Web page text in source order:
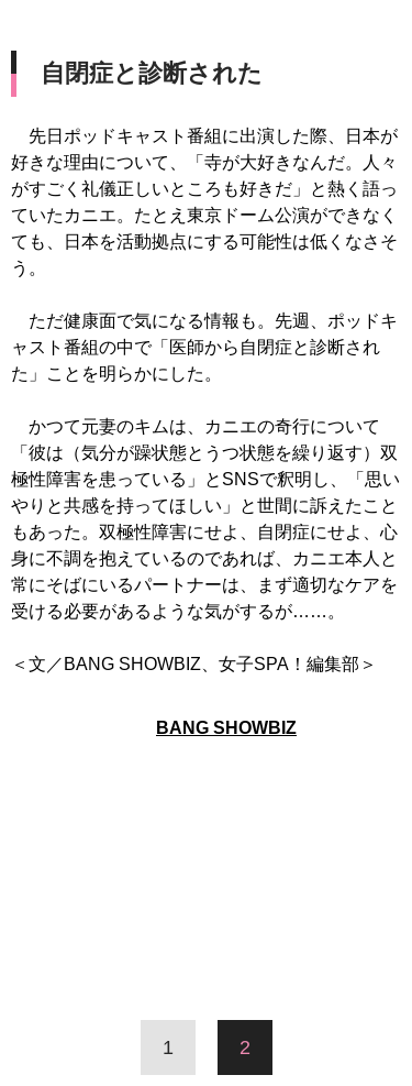
自閉症と診断された
先日ポッドキャスト番組に出演した際、日本が
好きな理由について、「寺が大好きなんだ。人々
がすごく礼儀正しいところも好きだ」と熱く語っ
ていたカニエ。たとえ東京ドーム公演ができなく
ても、日本を活動拠点にする可能性は低くなさそ
う。
ただ健康面で気になる情報も。先週、ポッドキ
ャスト番組の中で「医師から自閉症と診断され
た」ことを明らかにした。
かつて元妻のキムは、カニエの奇行について
「彼は（気分が躁状態とうつ状態を繰り返す）双
極性障害を患っている」とSNSで釈明し、「思い
やりと共感を持ってほしい」と世間に訴えたこと
もあった。双極性障害にせよ、自閉症にせよ、心
身に不調を抱えているのであれば、カニエ本人と
常にそばにいるパートナーは、まず適切なケアを
受ける必要があるような気がするが……。
＜文／BANG SHOWBIZ、女子SPA！編集部＞
BANG SHOWBIZ
1 2